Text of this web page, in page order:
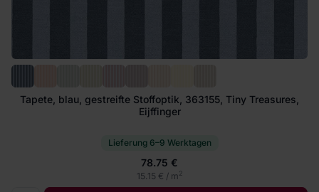
Tapete, blau, gestreifte Stoffoptik, 363155, Tiny Treasures,
Eijffinger
Lieferung 6–9 Werktagen
78.75 €
15.15 € / m2